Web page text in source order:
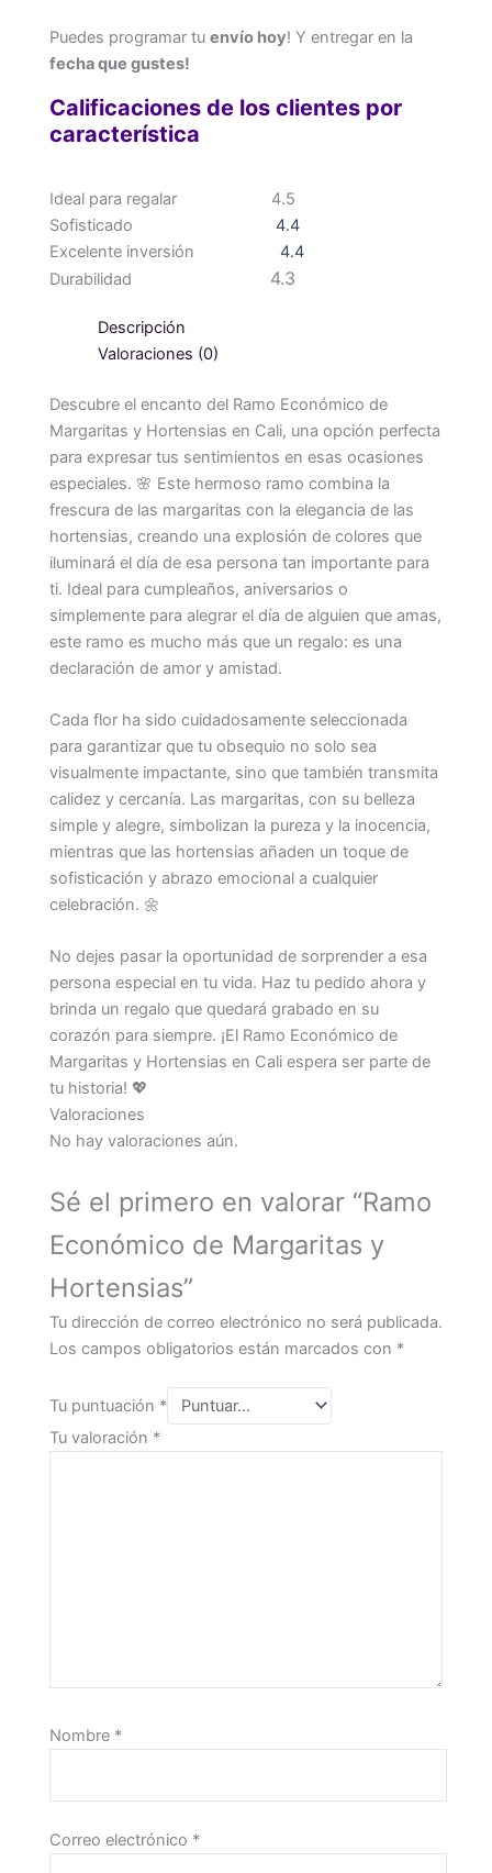
Puedes programar tu envío hoy! Y entregar en la
fecha que gustes!
Calificaciones de los clientes por
característica
Ideal para regalar
4.5
Sofisticado
4.4
Excelente inversión
4.4
Durabilidad
4.3
Descripción
Valoraciones (0)
Descubre el encanto del Ramo Económico de
Margaritas y Hortensias en Cali, una opción perfecta
para expresar tus sentimientos en esas ocasiones
especiales. 🌸 Este hermoso ramo combina la
frescura de las margaritas con la elegancia de las
hortensias, creando una explosión de colores que
iluminará el día de esa persona tan importante para
ti. Ideal para cumpleaños, aniversarios o
simplemente para alegrar el día de alguien que amas,
este ramo es mucho más que un regalo: es una
declaración de amor y amistad.
Cada flor ha sido cuidadosamente seleccionada
para garantizar que tu obsequio no solo sea
visualmente impactante, sino que también transmita
calidez y cercanía. Las margaritas, con su belleza
simple y alegre, simbolizan la pureza y la inocencia,
mientras que las hortensias añaden un toque de
sofisticación y abrazo emocional a cualquier
celebración. 🌼
No dejes pasar la oportunidad de sorprender a esa
persona especial en tu vida. Haz tu pedido ahora y
brinda un regalo que quedará grabado en su
corazón para siempre. ¡El Ramo Económico de
Margaritas y Hortensias en Cali espera ser parte de
tu historia! 💖
Valoraciones
No hay valoraciones aún.
Sé el primero en valorar “Ramo
Económico de Margaritas y
Hortensias”
Tu dirección de correo electrónico no será publicada.
Los campos obligatorios están marcados con *
Tu puntuación *
Tu valoración *
Nombre *
Correo electrónico *